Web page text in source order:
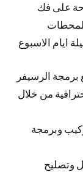
على فك
ايام الاسبوع
برمجة الرسيفر
من خلال
وبرمجة
وتصليح